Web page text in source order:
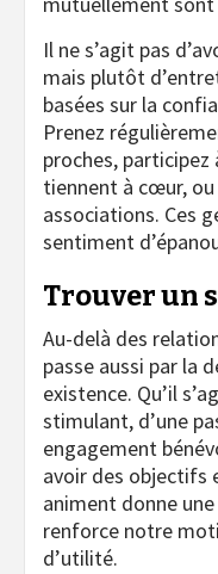
Il ne s’agit pas
mais plutôt
basées sur la
Prenez
proches, participez
tiennent à cœur,
associations. Ces
sentiment
Trouver un
Au-delà des
passe aussi par la
existence. Qu’il
stimulant, d’une
engagement
avoir des objectifs
animent donne
renforce notre
d’utilité.